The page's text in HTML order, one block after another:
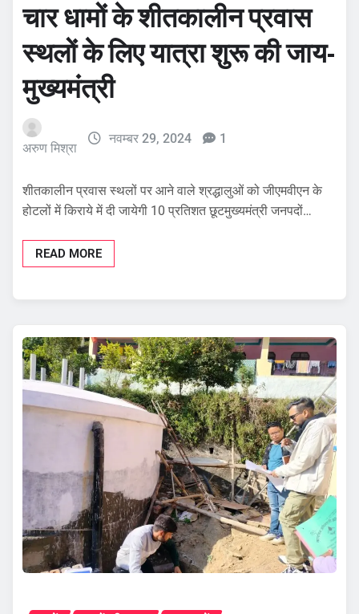
चार धामों के शीतकालीन प्रवास
स्थलों के लिए यात्रा शुरू की जाय-
मुख्यमंत्री
अरुण मिश्रा
नवम्बर 29, 2024 1
शीतकालीन प्रवास स्थलों पर आने वाले श्रद्धालुओं को जीएमवीएन के
होटलों में किराये में दी जायेगी 10 प्रतिशत छूटमुख्यमंत्री जनपदों…
READ MORE